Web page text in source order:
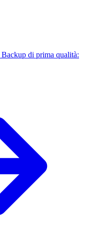
Backup di prima qualità: